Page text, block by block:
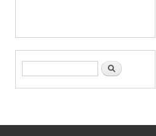
Form di ricerca Cerca